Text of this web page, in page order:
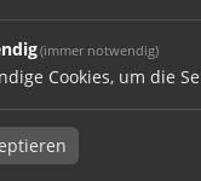
(immer notwendig)
Cookies, um die